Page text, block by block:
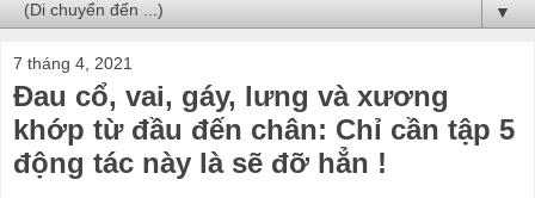
▼
7 tháng 4, 2021
Đau cổ, vai, gáy, lưng và xương
khớp từ đầu đến chân: Chỉ cần tập 5
động tác này là sẽ đỡ hẳn !